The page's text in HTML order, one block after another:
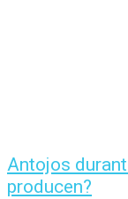
Antojos
producen?